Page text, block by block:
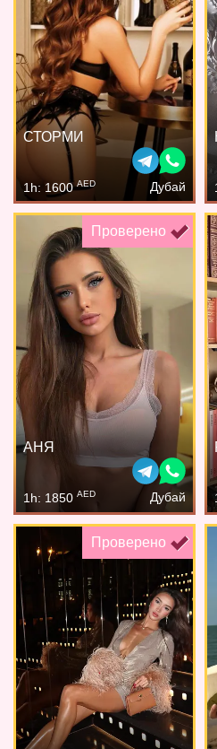
СТОРМИ
1h: 1600AED Дубай
Проверено
АНЯ
1h: 1850 AED Дубай
Проверено